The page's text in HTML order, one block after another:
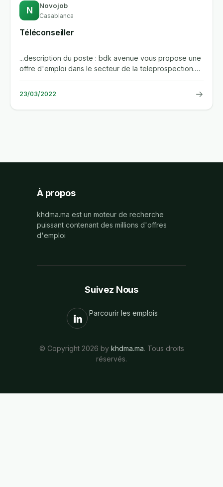
N Novojob
Casablanca
Téléconseiller
...description du poste : bdk avenue vous propose une
offre d'emploi dans le secteur de la teleprospection.
vous etes...
23/03/2022 →
À propos
khdma.ma est un moteur de recherche
puissant contenant des millions d'offres
d'emploi
Suivez Nous
Parcourir les emplois
© Copyright 2026 by khdma.ma. Tous droits
réservés.